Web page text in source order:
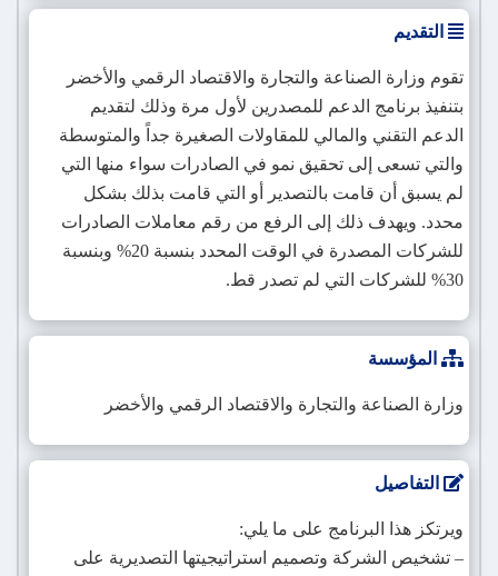
التقديم
تقوم وزارة الصناعة والتجارة والاقتصاد الرقمي والأخضر
بتنفيذ برنامج الدعم للمصدرين لأول مرة وذلك لتقديم
الدعم التقني والمالي للمقاولات الصغيرة جداً والمتوسطة
والتي تسعى إلى تحقيق نمو في الصادرات سواء منها التي
لم يسبق أن قامت بالتصدير أو التي قامت بذلك بشكل
محدد. ويهدف ذلك إلى الرفع من رقم معاملات الصادرات
للشركات المصدرة في الوقت المحدد بنسبة 20% وبنسبة
30% للشركات التي لم تصدر قط.
المؤسسة
وزارة الصناعة والتجارة والاقتصاد الرقمي والأخضر
التفاصيل
ويرتكز هذا البرنامج على ما يلي:
– تشخيص الشركة وتصميم استراتيجيتها التصديرية على